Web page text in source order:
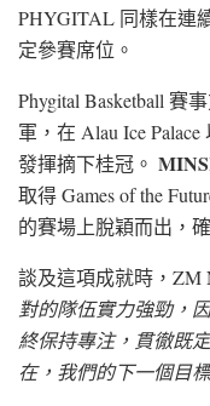
PHYGITAL 同樣在連
定參賽席位。
Phygital Basketball 賽
軍，在 Alau Ice
發揮摘下桂冠。
取得 Games of the
的賽場上脫穎而出，
談及這項成就時，ZM
對的隊伍實力強勁，
終保持專注，貫徹既
在，我們的下一個目標